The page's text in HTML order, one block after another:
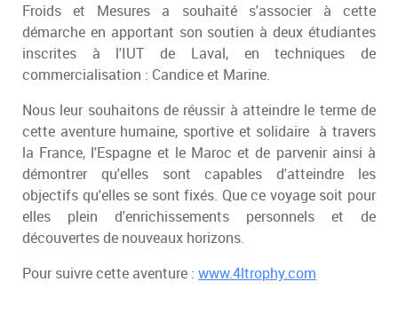
Froids et Mesures a souhaité s'associer à cette
démarche en apportant son soutien à deux étudiantes
inscrites à l'IUT de Laval, en techniques de
commercialisation : Candice et Marine.
Nous leur souhaitons de réussir à atteindre le terme de
cette aventure humaine, sportive et solidaire à travers
la France, l'Espagne et le Maroc et de parvenir ainsi à
démontrer qu'elles sont capables d'atteindre les
objectifs qu'elles se sont fixés. Que ce voyage soit pour
elles plein d'enrichissements personnels et de
découvertes de nouveaux horizons.
Pour suivre cette aventure : www.4ltrophy.com